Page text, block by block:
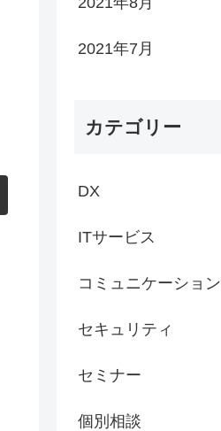
2021年7月
カテゴリー
DX
ITサービス
コミュニケーション
セキュリティ
セミナー
個別相談